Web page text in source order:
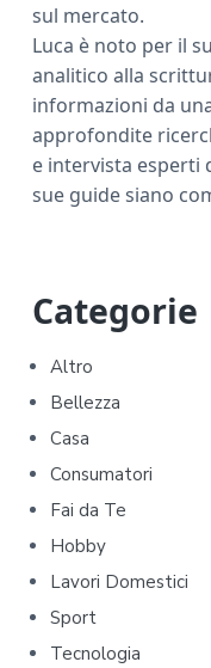
sul mercato.
Luca è noto per il
analitico alla
informazioni da
approfondite
e intervista esperti
sue guide siano
P
r
i
m
a
r
y
S
Categorie
Altro
Bellezza
Casa
Consumatori
Fai da Te
Hobby
Lavori Domestici
Sport
Tecnologia